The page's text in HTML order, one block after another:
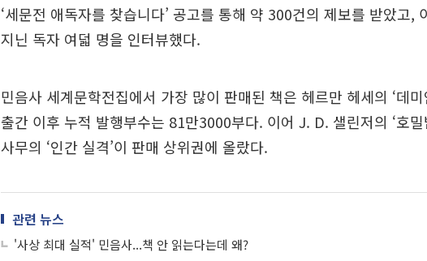
‘세문전 애독자를 찾습니다’ 공고를 통해 약 300건의 제보를 받았고,
지닌 독자 여덟 명을 인터뷰했다.
민음사 세계문학전집에서 가장 많이 판매된 책은 헤르만 헤세의 ‘데
출간 이후 누적 발행부수는 81만3000부다. 이어 J. D. 샐린저의 ‘호
사무의 ‘인간 실격’이 판매 상위권에 올랐다.
관련 뉴스
'사상 최대 실적' 민음사...책 안 읽는다는데 왜?